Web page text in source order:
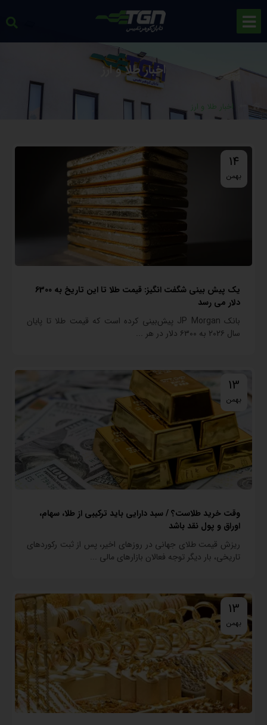
اخبار طلا و ارز
اخبار طلا و ارز
14
بهمن
یک پیش بینی شگفت انگیز: قیمت طلا تا این تاریخ به 6300
دلار می رسد
بانک JP Morgan پیش‌بینی کرده است که قیمت طلا تا پایان
سال ۲۰۲۶ به ۶۳۰۰ دلار در هر ...
13
بهمن
وقت خرید طلاست؟ / سبد دارایی باید ترکیبی از طلا، سهام،
اوراق و پول نقد باشد
ریزش قیمت طلای جهانی در روزهای اخیر، پس از ثبت رکوردهای
تاریخی، بار دیگر توجه فعالان بازارهای مالی ...
13
بهمن